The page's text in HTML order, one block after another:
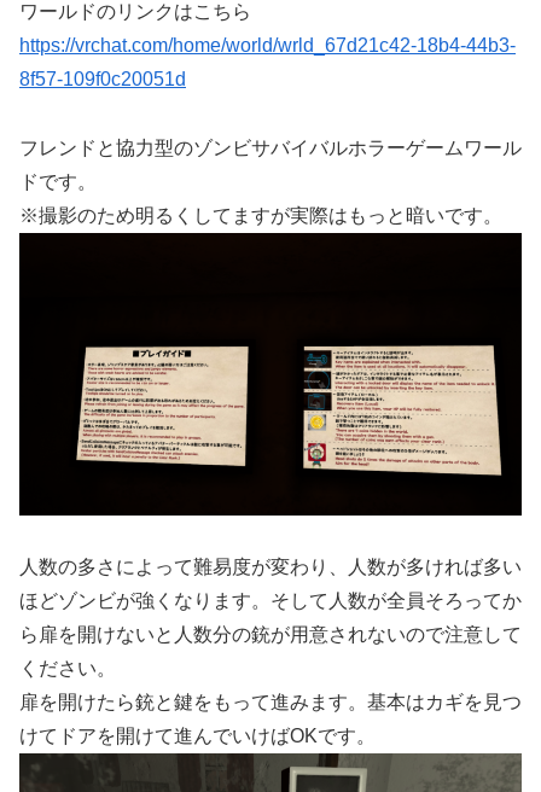
ワールドのリンクはこちら
https://vrchat.com/home/world/wrld_67d21c42-18b4-44b3-
8f57-109f0c20051d
フレンドと協力型のゾンビサバイバルホラーゲームワール
ドです。
※撮影のため明るくしてますが実際はもっと暗いです。
人数の多さによって難易度が変わり、人数が多ければ多い
ほどゾンビが強くなります。そして人数が全員そろってか
ら扉を開けないと人数分の銃が用意されないので注意して
ください。
扉を開けたら銃と鍵をもって進みます。基本はカギを見つ
けてドアを開けて進んでいけばOKです。